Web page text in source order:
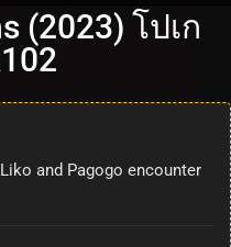
(2023) โปเก
and Pagogo encounter